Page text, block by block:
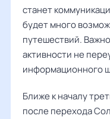
станет
будет много
путешествий.
активности не
информационного
Ближе к началу
после перехода